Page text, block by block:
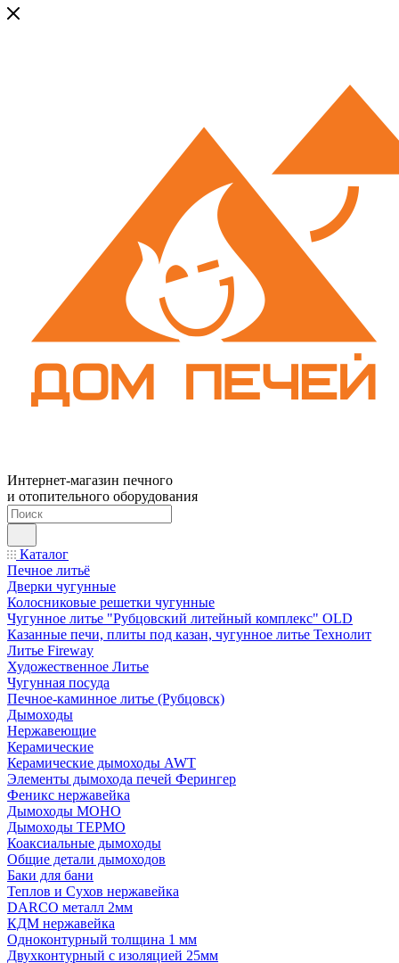
Интернет-магазин печного
и отопительного оборудования
Каталог
Печное литьё
Дверки чугунные
Колосниковые решетки чугунные
Чугунное литье "Рубцовский литейный комплекс" OLD
Казанные печи, плиты под казан, чугунное литье Технолит
Литье Fireway
Художественное Литье
Чугунная посуда
Печное-каминное литье (Рубцовск)
Дымоходы
Нержавеющие
Керамические
Керамические дымоходы AWT
Элементы дымохода печей Ферингер
Феникс нержавейка
Дымоходы МОНО
Дымоходы ТЕРМО
Коаксиальные дымоходы
Общие детали дымоходов
Баки для бани
Теплов и Сухов нержавейка
DARCO металл 2мм
КДМ нержавейка
Одноконтурный толщина 1 мм
Двухконтурный с изоляцией 25мм